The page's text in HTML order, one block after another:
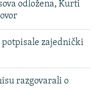
odložena, Kurti
zajednički
razgovarali o